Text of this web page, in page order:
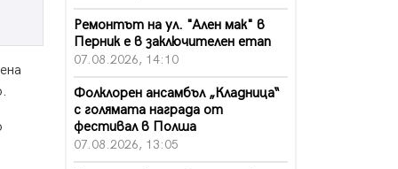
Ремонтът на ул. "Ален мак" в
Перник е в заключителен етап
07.08.2026, 14:10
Фолклорен ансамбъл „Кладница“
с голямата награда от
фестивал в Полша
07.08.2026, 13:05